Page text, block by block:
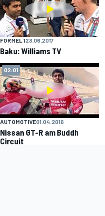
FORMEL 123.06.2017
Baku: Williams TV
02:01
AUTOMOTIVE01.04.2016
Nissan GT-R am Buddh
Circuit